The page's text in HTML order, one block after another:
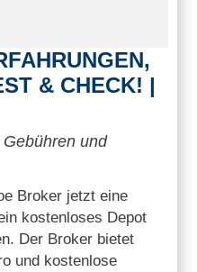
& CHECK! |
und
Broker jetzt eine
kostenloses Depot
Der Broker bietet
und kostenlose